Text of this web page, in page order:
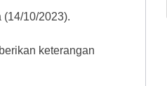
(14/10/2023).
keterangan